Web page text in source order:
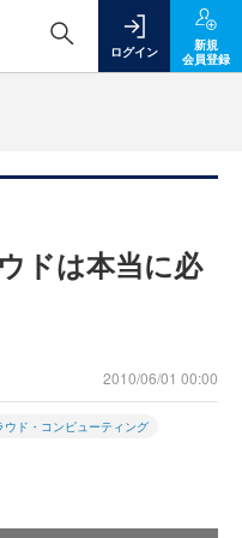
ログイン
新規
会員登録
ドは本当に必
2010/06/01 00:00
ウド・コンピューティング